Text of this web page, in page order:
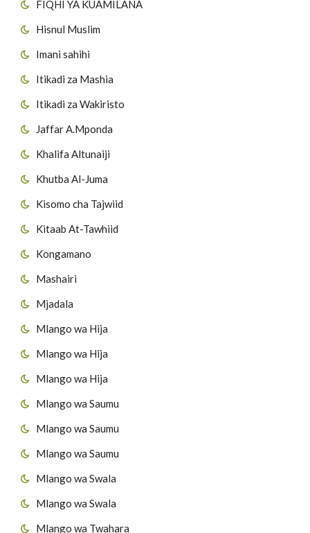
FIQHI YA KUAMILANA
Hisnul Muslim
Imani sahihi
Itikadi za Mashia
Itikadi za Wakiristo
Jaffar A.Mponda
Khalifa Altunaiji
Khutba Al-Juma
Kisomo cha Tajwiid
Kitaab At-Tawhiid
Kongamano
Mashairi
Mjadala
Mlango wa Hija
Mlango wa Hija
Mlango wa Hija
Mlango wa Saumu
Mlango wa Saumu
Mlango wa Saumu
Mlango wa Swala
Mlango wa Swala
Mlango wa Twahara